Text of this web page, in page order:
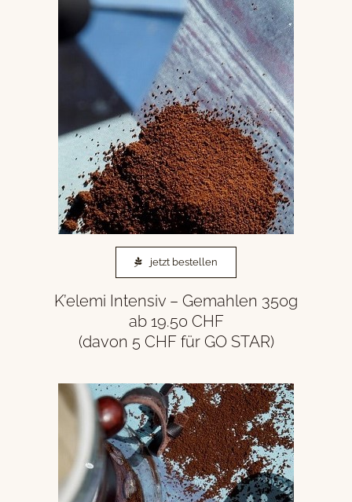
jetzt bestellen
K’elemi Intensiv – Gemahlen 350g
ab 19.50 CHF
(davon 5 CHF für GO STAR)